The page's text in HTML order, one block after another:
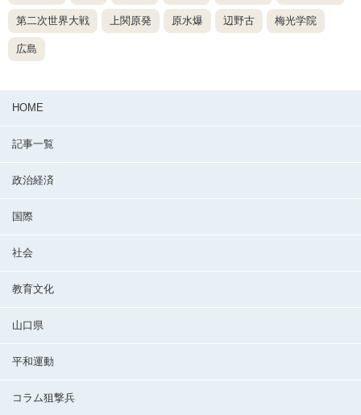
第二次世界大戦 上関原発 原水爆 辺野古 梅光学院
広島
HOME
記事一覧
政治経済
国際
社会
教育文化
山口県
平和運動
コラム狙撃兵